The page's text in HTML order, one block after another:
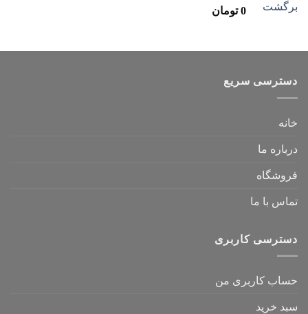
0 تومان
دسترسی سریع
خانه
درباره ما
فروشگاه
تماس با ما
دسترسی کاربری
حساب کاربری من
سبد خرید